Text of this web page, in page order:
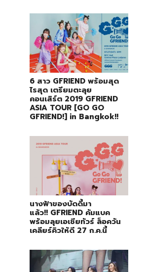
6 สาว GFRIEND พร้อมสุด
ไรสุด เตรียมตะลุย
คอนเสิร์ต 2019 GFRIEND
ASIA TOUR [GO GO
GFRIEND!] in Bangkok!!
นางฟ้าของบัดดี้มา
แล้ว!! GFRIEND คัมแบค
พร้อมลุยเอเชียทัวร์ ล็อควัน
เคลียร์คิวให้ดี 27 ก.ค.นี้